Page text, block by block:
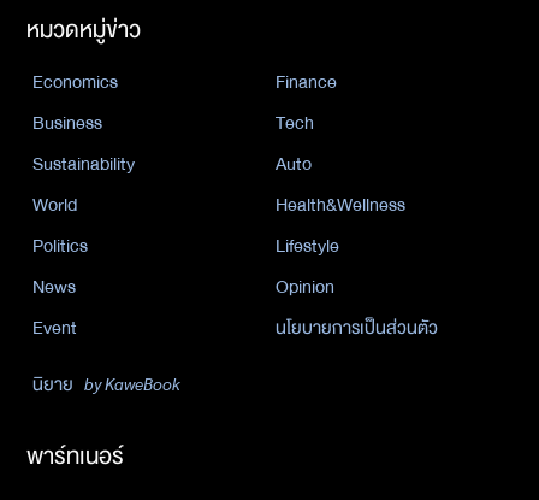
หมวดหมู่ข่าว
Economics
Finance
Business
Tech
Sustainability
Auto
World
Health&Wellness
Politics
Lifestyle
News
Opinion
Event
นโยบายการเป็นส่วนตัว
นิยาย by KaweBook
พาร์ทเนอร์